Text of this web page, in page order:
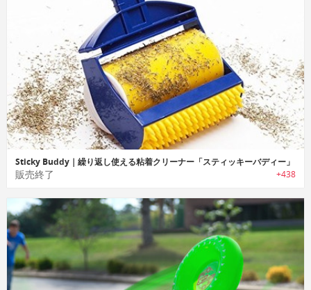
Sticky Buddy｜繰り返し使える粘着クリーナー「スティッキーバディー」
販売終了 +438